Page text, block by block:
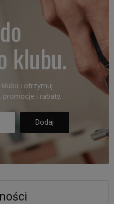
klubu.
i otrzymuj
i rabaty.